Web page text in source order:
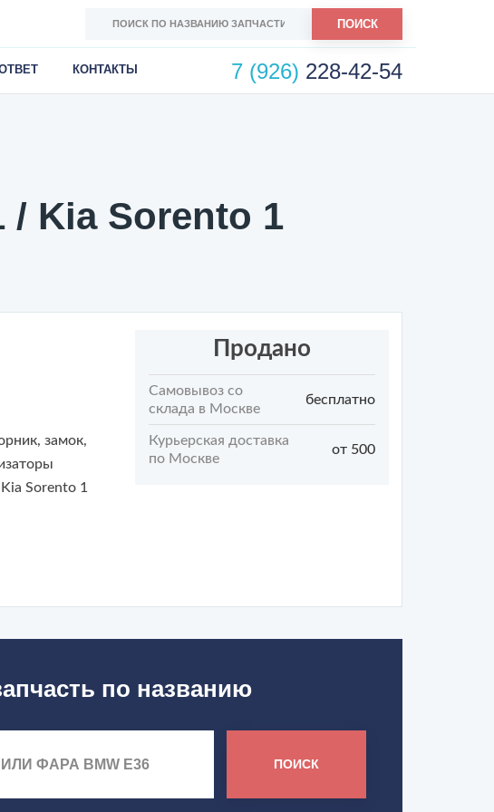
ПОИСК
КОНТАКТЫ 7 (926) 228-42-54
/ Kia Sorento 1
замок,
Sorento 1
Продано
Самовывоз со
склада в Москве
бесплатно
Курьерская доставка
по Москве
от 500
по названию
ПОИСК